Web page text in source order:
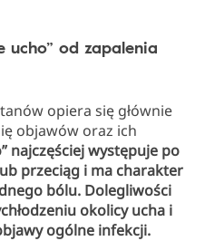
ucho” od zapalenia
opiera się głównie
objawów oraz ich
najczęściej występuje po
przeciąg i ma charakter
bólu. Dolegliwości
okolicy ucha i
ogólne infekcji.